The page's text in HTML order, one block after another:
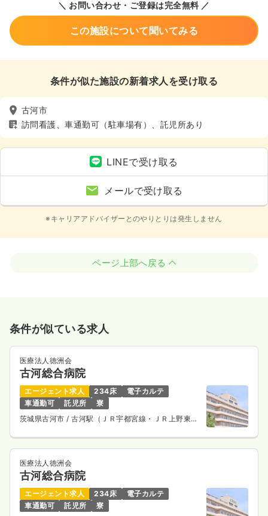
＼ お問い合わせ・ご登録は完全無料 ／
この施設について聞いてみる
条件が似た施設の新着求人を受け取る
古河市
訪問看護、車通勤可（駐車場有）、託児所あり
LINEで受け取る
メールで受け取る
※キャリアアドバイザーとのやりとりは発生しません
ページ上部へ戻る
条件が似ている求人
医療法人徳洲会
古河総合病院
エージェント求人 234床
電子カルテ
車通勤可
託児所
寮
茨城県古河市/ 古河駅（ＪＲ宇都宮線・ＪＲ上野東京
医療法人徳洲会
古河総合病院
エージェント求人 234床
電子カルテ
車通勤可
託児所
寮